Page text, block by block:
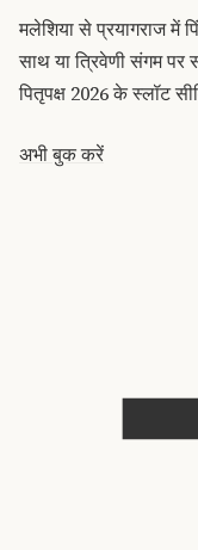
मलेशिया से प्रयागराज में
साथ या त्रिवेणी संगम
पितृपक्ष 2026 के स्लॉट
अभी बुक करें